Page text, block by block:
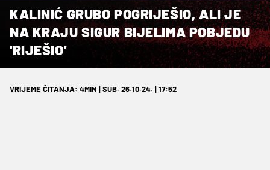
KALINIĆ GRUBO POGRIJEŠIO, ALI JE
NA KRAJU SIGUR BIJELIMA POBJEDU
'RIJEŠIO'
VRIJEME ČITANJA: 4MIN | SUB. 26.10.24. | 17:52